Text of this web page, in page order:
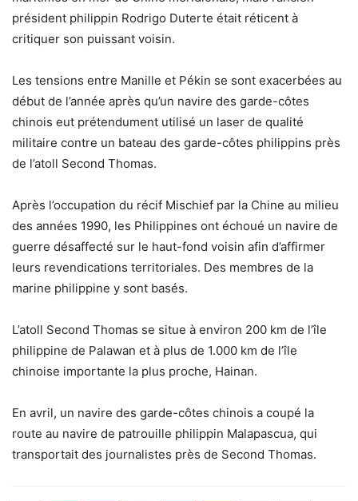
président philippin Rodrigo Duterte était réticent à
critiquer son puissant voisin.
Les tensions entre Manille et Pékin se sont exacerbées au
début de l’année après qu’un navire des garde-côtes
chinois eut prétendument utilisé un laser de qualité
militaire contre un bateau des garde-côtes philippins près
de l’atoll Second Thomas.
Après l’occupation du récif Mischief par la Chine au milieu
des années 1990, les Philippines ont échoué un navire de
guerre désaffecté sur le haut-fond voisin afin d’affirmer
leurs revendications territoriales. Des membres de la
marine philippine y sont basés.
L’atoll Second Thomas se situe à environ 200 km de l’île
philippine de Palawan et à plus de 1.000 km de l’île
chinoise importante la plus proche, Hainan.
En avril, un navire des garde-côtes chinois a coupé la
route au navire de patrouille philippin Malapascua, qui
transportait des journalistes près de Second Thomas.